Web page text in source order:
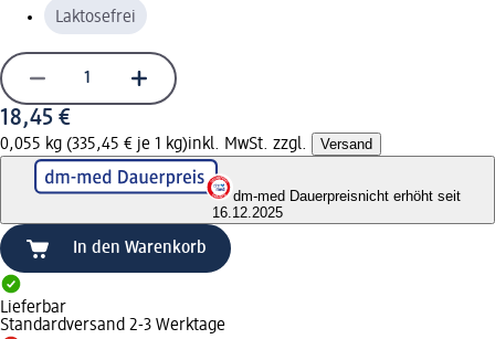
Laktosefrei
18,45 €
0,055 kg (335,45 € je 1 kg)inkl. MwSt. zzgl. Versand
dm-med Dauerpreisnicht erhöht seit
16.12.2025
In den Warenkorb
Lieferbar
Standardversand 2-3 Werktage